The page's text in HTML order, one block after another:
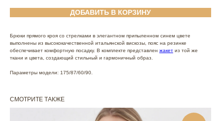
ДОБАВИТЬ В КОРЗИНУ
Брюки прямого кроя со стрелками в элегантном припыленном синем цвете
выполнены из высококачественной итальянской вискозы, пояс на резинке
обеспечивает комфортную посадку. В комплекте представлен жакет из той же
ткани и цвета, создающий стильный и гармоничный образ.
Параметры модели: 175/87/60/90.
СМОТРИТЕ ТАКЖЕ